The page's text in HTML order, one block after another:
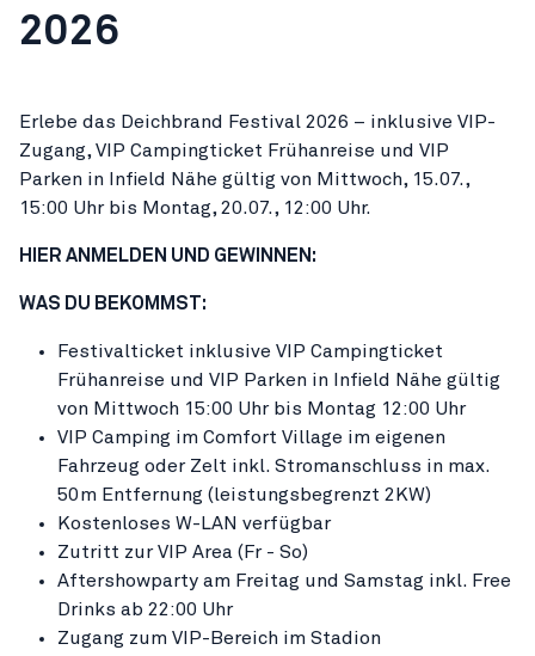
2026
Erlebe das Deichbrand Festival 2026 – inklusive VIP-
Zugang, VIP Campingticket Frühanreise und VIP
Parken in Infield Nähe gültig von Mittwoch, 15.07.,
15:00 Uhr bis Montag, 20.07., 12:00 Uhr.
HIER ANMELDEN UND GEWINNEN:
WAS DU BEKOMMST:
Festivalticket inklusive VIP Campingticket
Frühanreise und VIP Parken in Infield Nähe gültig
von Mittwoch 15:00 Uhr bis Montag 12:00 Uhr
VIP Camping im Comfort Village im eigenen
Fahrzeug oder Zelt inkl. Stromanschluss in max.
50m Entfernung (leistungsbegrenzt 2KW)
Kostenloses W-LAN verfügbar
Zutritt zur VIP Area (Fr - So)
Aftershowparty am Freitag und Samstag inkl. Free
Drinks ab 22:00 Uhr
Zugang zum VIP-Bereich im Stadion